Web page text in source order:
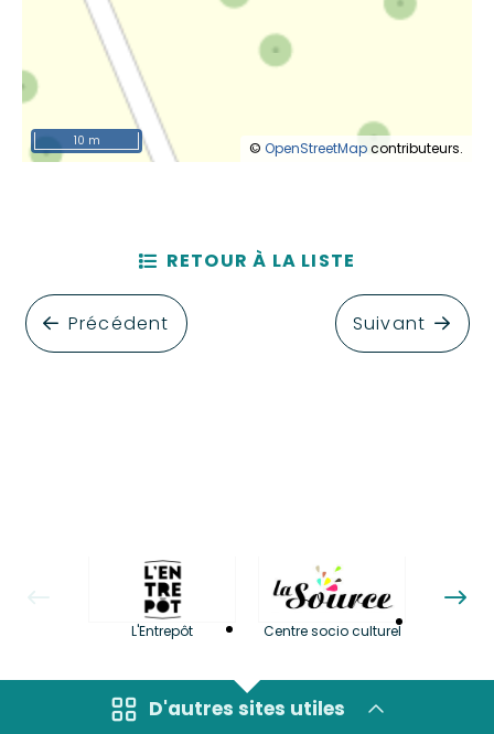
© OpenStreetMapcontributeurs.
10 m
Précédent
RETOUR À LA LISTE
Suivant
L'Entrepôt Centre socio culturel
D'autres sites utiles